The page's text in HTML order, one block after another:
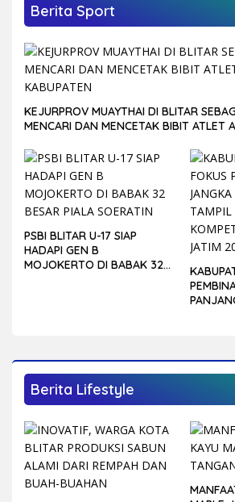
Berita Sport
KEJURPROV MUAYTHAI DI BLITAR
MENCARI DAN MENCETAK BIBIT ATLET
PSBI BLITAR U-17 SIAP
HADAPI GEN B
MOJOKERTO DI BABAK 32
Berita Lifestyle